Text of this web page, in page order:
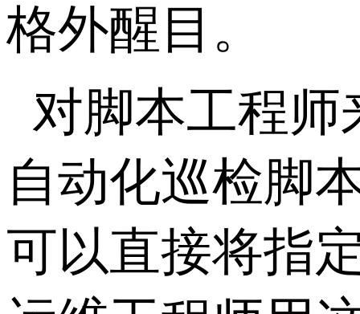
格外醒目。
对脚本工程师
自动化巡检脚
可以直接将指